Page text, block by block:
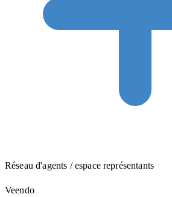
Réseau d'agents / espace représentants
Veendo